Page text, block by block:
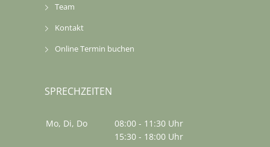
Team
Kontakt
Online Termin buchen
SPRECHZEITEN
Mo, Di, Do
08:00 - 11:30 Uhr
15:30 - 18:00 Uhr